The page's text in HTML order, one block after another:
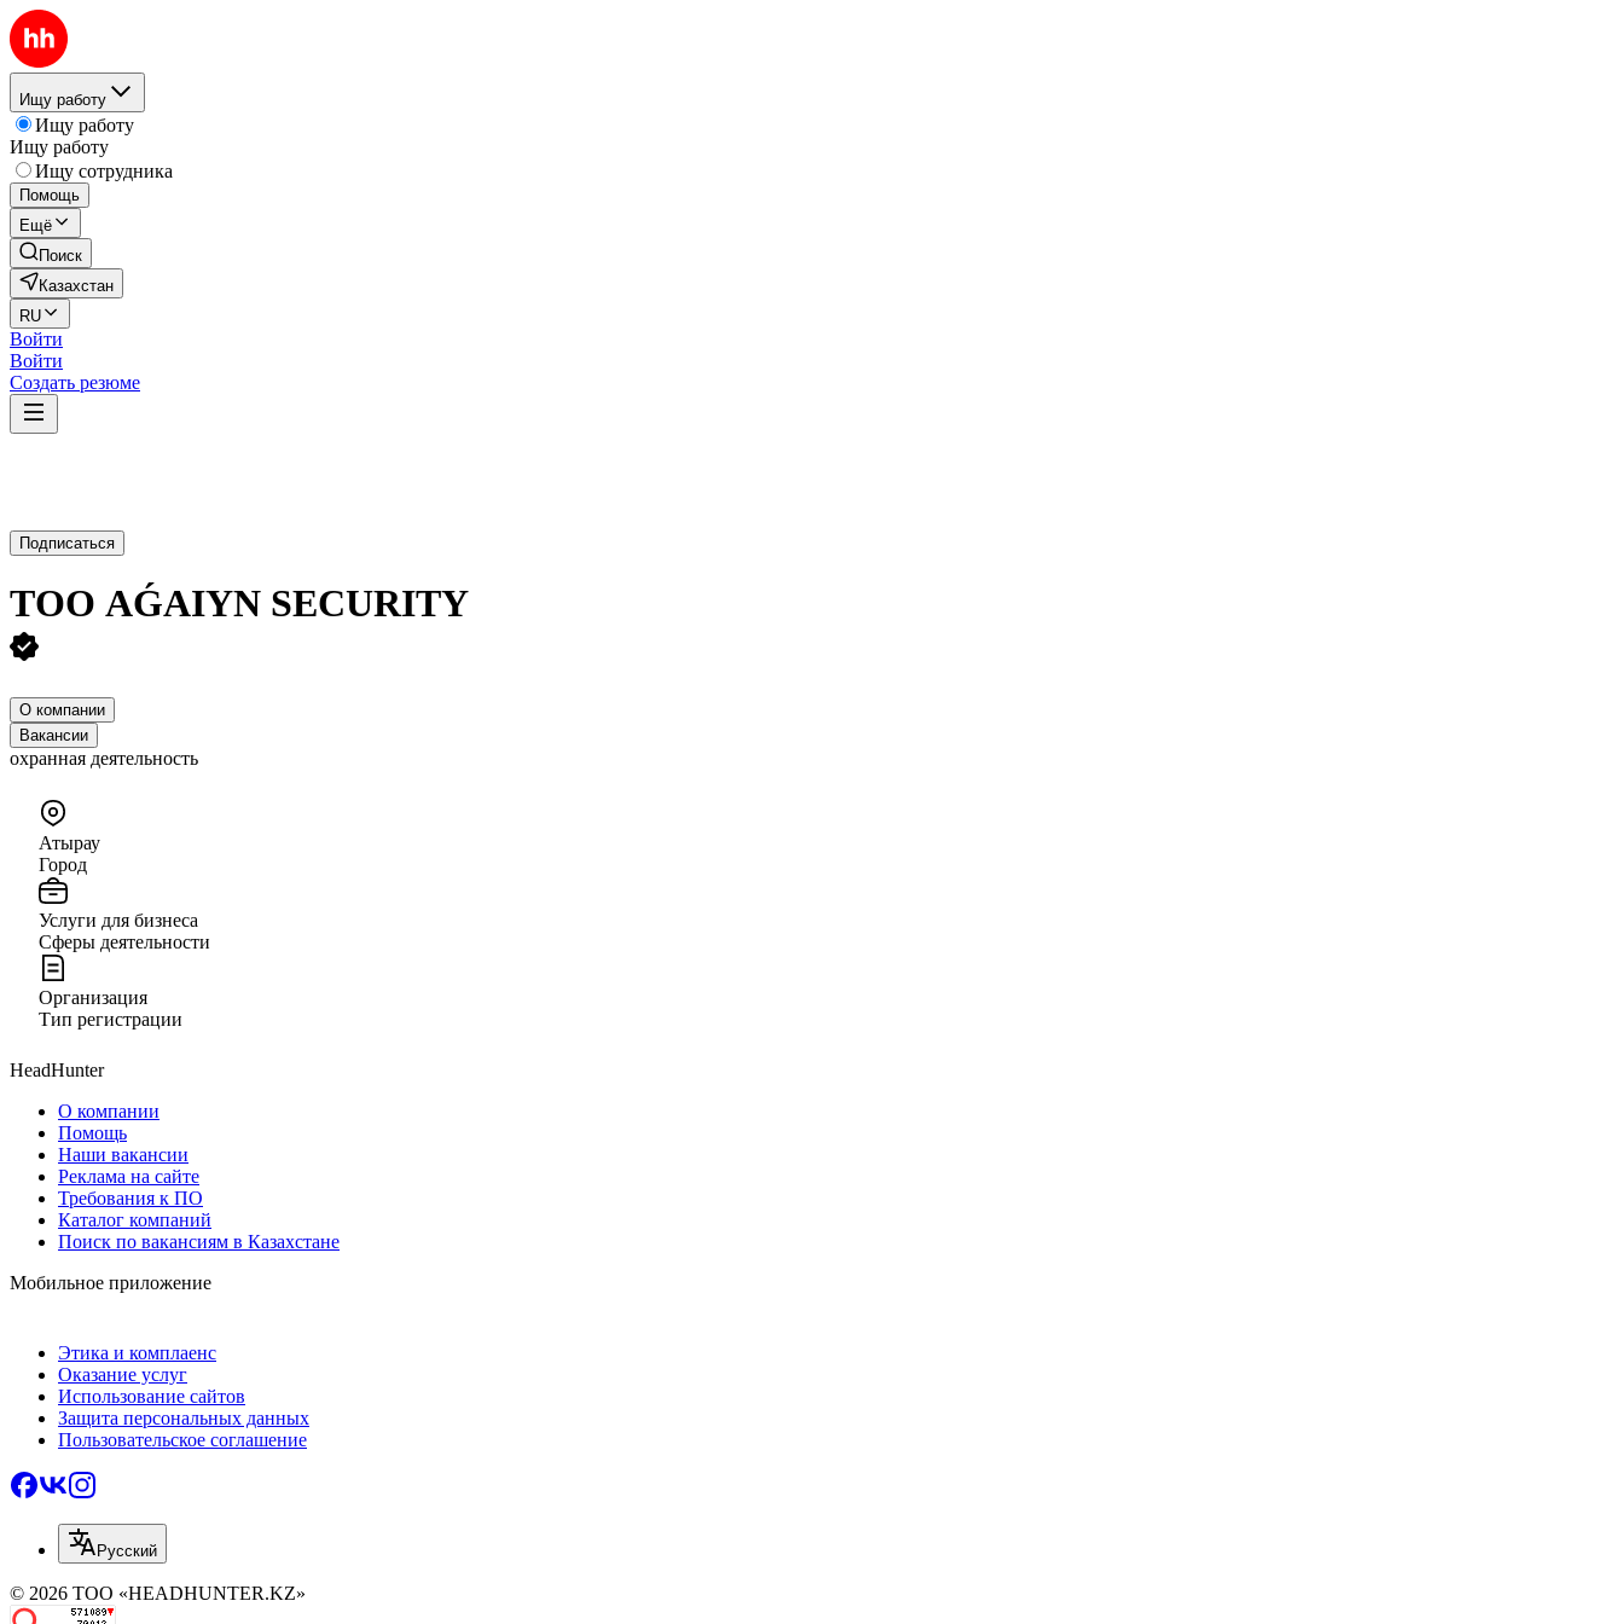
Ищу работу
Ищу работу
Ищу работу
Ищу сотрудника
Помощь
Ещё
Поиск
Казахстан
RU
Войти
Войти
Создать резюме
Подписаться
ТОО AǴAIYN SECURITY
О компании
Вакансии
охранная деятельность
Атырау
Город
Услуги для бизнеса
Сферы деятельности
Организация
Тип регистрации
HeadHunter
О компании
Помощь
Наши вакансии
Реклама на сайте
Требования к ПО
Каталог компаний
Поиск по вакансиям в Казахстане
Мобильное приложение
Этика и комплаенс
Оказание услуг
Использование сайтов
Защита персональных данных
Пользовательское соглашение
Русский
© 2026 ТОО «HEADHUNTER.KZ»